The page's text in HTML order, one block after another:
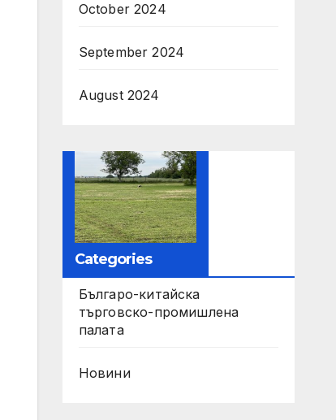
October 2024
September 2024
August 2024
Categories
Българо-китайска
търговско-промишлена
палата
Новини